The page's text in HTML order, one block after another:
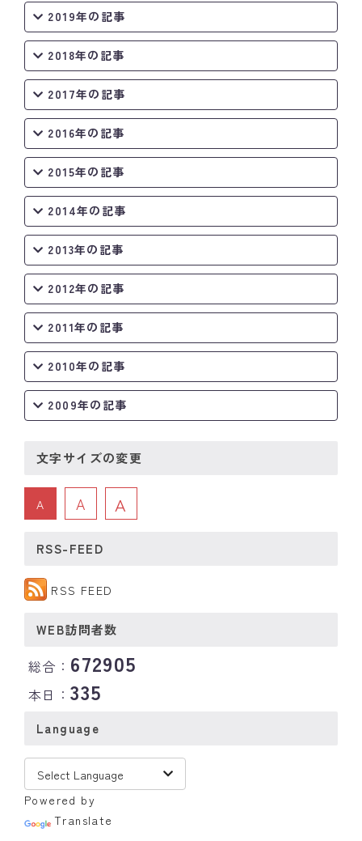
2019年の記事
2018年の記事
2017年の記事
2016年の記事
2015年の記事
2014年の記事
2013年の記事
2012年の記事
2011年の記事
2010年の記事
2009年の記事
文字サイズの変更
A A A
RSS-FEED
RSS FEED
WEB訪問者数
総合： 672905
本日：335
Language
Powered by
Translate